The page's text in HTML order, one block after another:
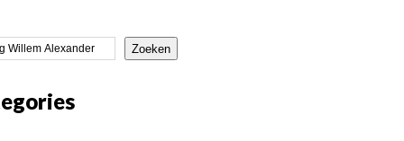
Zoeken